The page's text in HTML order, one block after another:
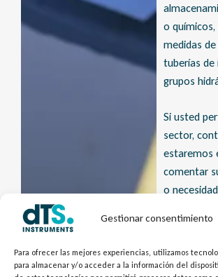
Gestionar consentimiento
Para ofrecer las mejores experiencias, utilizamos
para almacenar y/o acceder a la información del
o
medidas
tuberías de
grupos
Si usted
sector,
estaremos
comentar
o